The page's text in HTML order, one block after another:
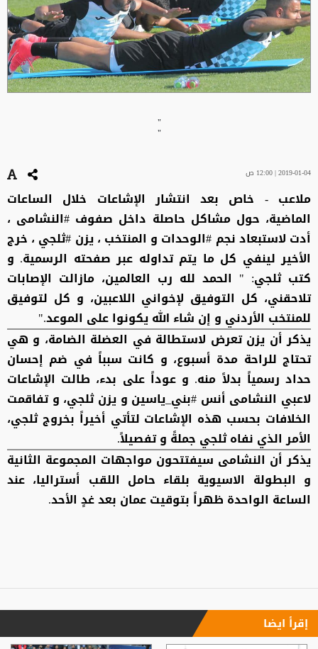
"
"
2019-01-04 | 12:00 ص
ملاعب - خاص بعد انتشار الإشاعات خلال الساعات
الماضية، حول مشاكل حاصلة داخل صفوف #النشامى ،
أدت لاستبعاد نجم #الوحدات و المنتخب ، يزن #ثلجي ، خرج
الأخير لينفي كل ما يتم تداوله عبر صفحته الرسمية. و
كتب ثلجي: " الحمد لله رب العالمين، مازالت الإصابات
تلاحقني، كل التوفيق لإخواني اللاعبين، و كل لتوفيق
للمنتخب الأردني و إن شاء الله يكونوا على الموعد."
يذكر أن يزن تعرض لاستطالة في العضلة الضامة، و هي
تحتاج للراحة مدة أسبوع، و كانت سبباً في ضم إحسان
حداد رسمياً بدلاً منه. و عوداً على بدء، طالت الإشاعات
لاعبي النشامى أنس #بني_ياسين و يزن ثلجي، و تفاقمت
الخلافات بحسب هذه الإشاعات لتأتي أخيراً بخروج ثلجي،
الأمر الذي نفاه ثلجي جملةً و تفصيلاً.
يذكر أن النشامى سيفتتحون مواجهات المجموعة الثانية
و البطولة الاسيوية بلقاء حامل اللقب أستراليا، عند
الساعة الواحدة ظهراً بتوقيت عمان بعد غدٍ الأحد.
إقرأ ايضا